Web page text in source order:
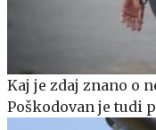
Kaj je zdaj znano o
Poškodovan je tudi